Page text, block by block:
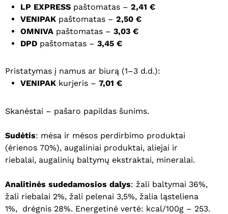
LP EXPRESS paštomatas – 2,41 €
VENIPAK paštomatas – 2,50 €
OMNIVA paštomatas – 3,03 €
DPD paštomatas – 3,45 €
Pristatymas į namus ar biurą (1–3 d.d.):
VENIPAK kurjeris – 7,01 €
Skanėstai – pašaro papildas šunims.
Sudėtis: mėsa ir mėsos perdirbimo produktai
(ėrienos 70%), augaliniai produktai, aliejai ir
riebalai, augalinių baltymų ekstraktai, mineralai.
Analitinės sudedamosios dalys: žali baltymai 36%,
žali riebalai 2%, žali pelenai 3,5%, žalia ląsteliena
1%, drėgnis 28%. Energetinė vertė: kcal/100g – 253.